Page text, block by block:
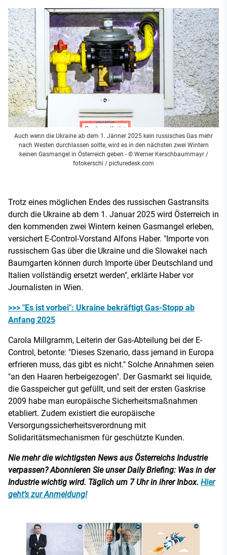
Auch wenn die Ukraine ab dem 1. Jänner 2025 kein russisches Gas mehr
nach Westen durchlassen sollte, wird es in den nächsten zwei Wintern
keinen Gasmangel in Österreich geben - © Werner Kerschbaummayr /
fotokerschi / picturedesk.com
Trotz eines möglichen Endes des russischen Gastransits
durch die Ukraine ab dem 1. Januar 2025 wird Österreich in
den kommenden zwei Wintern keinen Gasmangel erleben,
versichert E-Control-Vorstand Alfons Haber. "Importe von
russischem Gas über die Ukraine und die Slowakei nach
Baumgarten können durch Importe über Deutschland und
Italien vollständig ersetzt werden", erklärte Haber vor
Journalisten in Wien.
>>> "Es ist vorbei": Ukraine bekräftigt Gas-Stopp ab
Anfang 2025
Carola Millgramm, Leiterin der Gas-Abteilung bei der E-
Control, betonte: "Dieses Szenario, dass jemand in Europa
erfrieren muss, das gibt es nicht." Solche Annahmen seien
"an den Haaren herbeigezogen". Der Gasmarkt sei liquide,
die Gasspeicher gut gefüllt, und seit der ersten Gaskrise
2009 habe man europäische Sicherheitsmaßnahmen
etabliert. Zudem existiert die europäische
Versorgungssicherheitsverordnung mit
Solidaritätsmechanismen für geschützte Kunden.
Nie mehr die wichtigsten News aus Österreichs Industrie
verpassen? Abonnieren Sie unser Daily Briefing: Was in der
Industrie wichtig wird. Täglich um 7 Uhr in ihrer Inbox. Hier
geht’s zur Anmeldung!